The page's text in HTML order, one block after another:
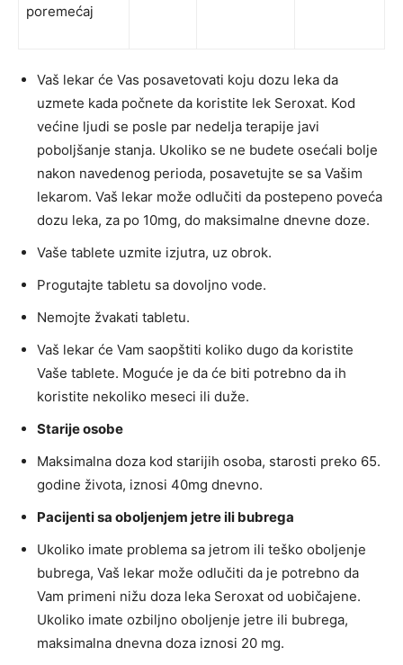
poremećaj
Vaš lekar će Vas posavetovati koju dozu leka da
uzmete kada počnete da koristite lek Seroxat. Kod
većine ljudi se posle par nedelja terapije javi
poboljšanje stanja. Ukoliko se ne budete osećali bolje
nakon navedenog perioda, posavetujte se sa Vašim
lekarom. Vaš lekar može odlučiti da postepeno poveća
dozu leka, za po 10mg, do maksimalne dnevne doze.
Vaše tablete uzmite izjutra, uz obrok.
Progutajte tabletu sa dovoljno vode.
Nemojte žvakati tabletu.
Vaš lekar će Vam saopštiti koliko dugo da koristite
Vaše tablete. Moguće je da će biti potrebno da ih
koristite nekoliko meseci ili duže.
Starije osobe
Maksimalna doza kod starijih osoba, starosti preko 65.
godine života, iznosi 40mg dnevno.
Pacijenti sa oboljenjem jetre ili bubrega
Ukoliko imate problema sa jetrom ili teško oboljenje
bubrega, Vaš lekar može odlučiti da je potrebno da
Vam primeni nižu doza leka Seroxat od uobičajene.
Ukoliko imate ozbiljno oboljenje jetre ili bubrega,
maksimalna dnevna doza iznosi 20 mg.